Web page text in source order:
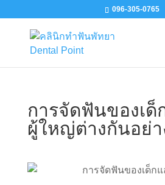
096-305-0765
การจัดฟันของเด็
ผู้ใหญ่ต่างกันอย่า